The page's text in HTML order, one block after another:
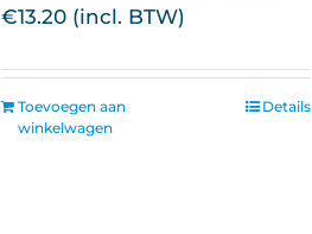
€13.20
Toevoegen aan
winkelwagen
Details